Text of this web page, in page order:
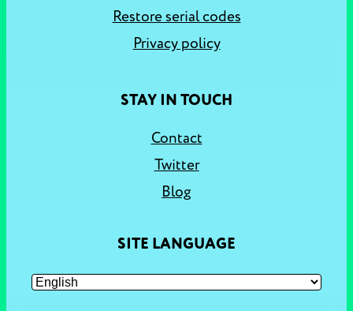
Restore serial codes
Privacy policy
STAY IN TOUCH
Contact
Twitter
Blog
SITE LANGUAGE